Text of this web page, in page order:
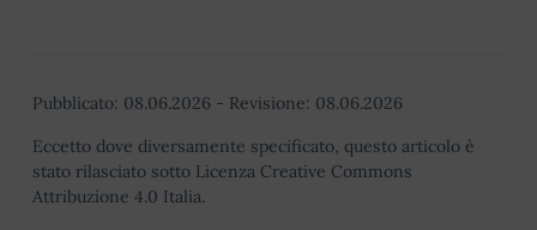
Pubblicato: 08.06.2026 - Revisione: 08.06.2026
Eccetto dove diversamente specificato, questo articolo è
stato rilasciato sotto Licenza Creative Commons
Attribuzione 4.0 Italia.